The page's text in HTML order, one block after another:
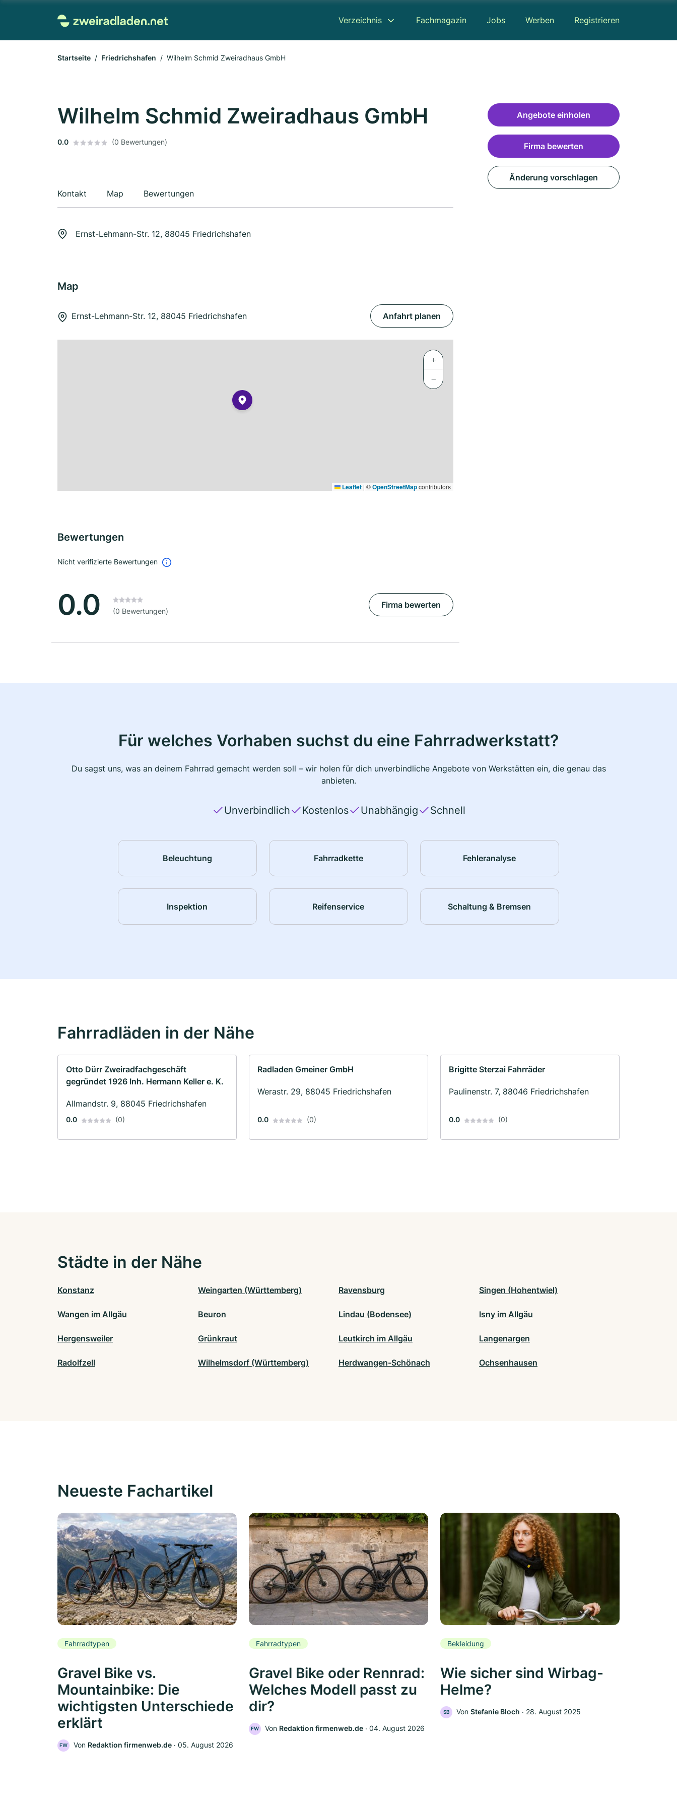
Verzeichnis Fachmagazin Jobs Werben Registrieren
Startseite Friedrichshafen Wilhelm Schmid Zweiradhaus GmbH
Wilhelm Schmid Zweiradhaus GmbH
0.0 (0 Bewertungen)
Kontakt Map Bewertungen
Ernst-Lehmann-Str. 12, 88045 Friedrichshafen
Map
Ernst-Lehmann-Str. 12, 88045 Friedrichshafen Anfahrt planen
+
−
Leaflet | ©OpenStreetMapcontributors
Bewertungen
Nicht verifizierte Bewertungen
0.0 (0 Bewertungen)
Firma bewerten
Angebote einholen
Firma bewerten
Änderung vorschlagen
Für welches Vorhaben suchst du eine Fahrradwerkstatt?
Du sagst uns, was an deinem Fahrrad gemacht werden soll – wir holen für dich unverbindliche Angebote von Werkstätten ein, die genau das
anbieten.
Unverbindlich Kostenlos Unabhängig Schnell
Beleuchtung Fahrradkette Fehleranalyse
Inspektion Reifenservice Schaltung & Bremsen
Fahrradläden in der Nähe
Otto Dürr Zweiradfachgeschäft
gegründet 1926 Inh. Hermann Keller e. K.
Allmandstr. 9, 88045 Friedrichshafen
0.0 (0)
Radladen Gmeiner GmbH
Werastr. 29, 88045 Friedrichshafen
0.0 (0)
Brigitte Sterzai Fahrräder
Paulinenstr. 7, 88046 Friedrichshafen
0.0 (0)
Städte in der Nähe
Konstanz Weingarten (Württemberg) Ravensburg Singen (Hohentwiel)
Wangen im Allgäu Beuron Lindau (Bodensee) Isny im Allgäu
Hergensweiler Grünkraut Leutkirch im Allgäu Langenargen
Radolfzell Wilhelmsdorf (Württemberg) Herdwangen-Schönach Ochsenhausen
Neueste Fachartikel
Fahrradtypen
Gravel Bike vs.
Mountainbike: Die
wichtigsten Unterschiede
erklärt
FW Von Redaktion firmenweb.de ‧ 05. August 2026
Fahrradtypen
Gravel Bike oder Rennrad:
Welches Modell passt zu
dir?
FW Von Redaktion firmenweb.de ‧ 04. August 2026
Bekleidung
Wie sicher sind Wirbag-
Helme?
SB Von Stefanie Bloch ‧ 28. August 2025